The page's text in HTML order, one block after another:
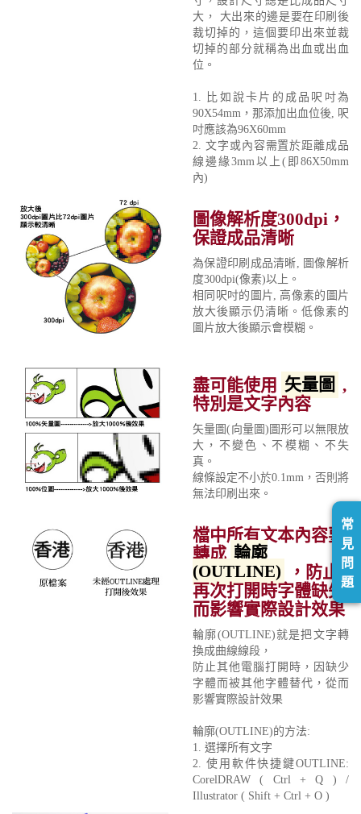
大， 大出來的邊是要在印刷後
裁切掉的，這個要印出來並裁
切掉的部分就稱為出血或出血
位。
1. 比如說卡片的成品呎吋為
90X54mm，那添加出血位後, 呎
吋應該為96X60mm
2. 文字或內容需置於距離成品
線邊緣3mm以上(即86X50mm
內)
圖像解析度300dpi，
保證成品清晰
為保證印刷成品清晰, 圖像解析
度300dpi(像素)以上。
相同呎吋的圖片, 高像素的圖片
放大後顯示仍清晰。低像素的
圖片放大後顯示會模糊。
盡可能使用 矢量圖 ,
特別是文字內容
矢量圖(向量圖)圖形可以無限放
大，不變色、不模糊、不失
真。
線條設定不小於0.1mm，否則將
無法印刷出來。
檔中所有文本內容要
轉成 輪廓
(OUTLINE)
，防止
再次打開時字體缺失
而影響實際設計效果
輪廓(OUTLINE)就是把文字轉
換成曲線線段，
防止其他電腦打開時，因缺少
字體而被其他字體替代，從而
影響實際設計效果
輪廓(OUTLINE)的方法:
1. 選擇所有文字
2. 使用軟件快捷鍵OUTLINE:
CorelDRAW ( Ctrl + Q ) /
Illustrator ( Shift + Ctrl + O )
常
見
問
題